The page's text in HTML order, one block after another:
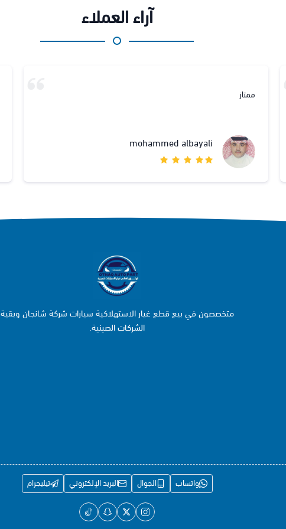
آراء العملاء
عميل المستودع
متخصصون في بيع قطع غيار الاستهلاكية سيارات شركة شانجان وبقية
الشركات الصينية.
واتساب الجوال البريد الإلكتروني تيليجرام